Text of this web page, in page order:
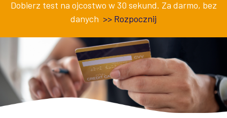
Dobierz test na ojcostwo w 30 sekund. Za darmo, bez
danych >> Rozpocznij